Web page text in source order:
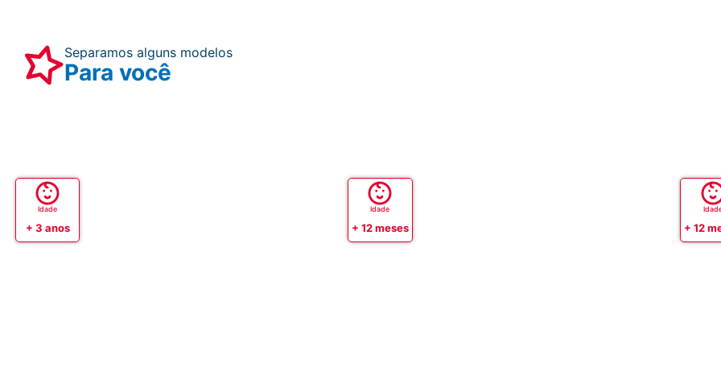
Separamos alguns modelos
Para você
Idade
+ 3 anos
Idade
+ 12 meses + 12